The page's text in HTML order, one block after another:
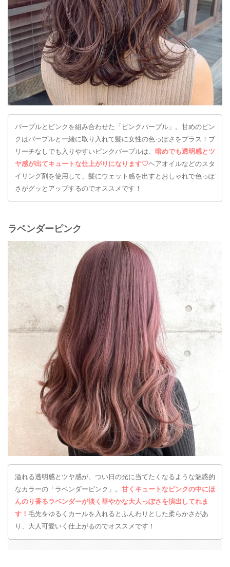
パープルとピンクを組み合わせた「ピンクパープル」。甘めのピン
クはパープルと一緒に取り入れて髪に女性の色っぽさをプラス！ブ
リーチなしでも入りやすいピンクパープルは、
暗めでも透明感とツ
ヤ感が出てキュートな仕上がりになります♡ヘアオイルなどのスタ
イリング剤を使用して、髪にウェット感を出すとおしゃれで色っぽ
さがグッとアップするのでオススメです！
ラベンダーピンク
溢れる透明感とツヤ感が、つい日の光に当てたくなるような魅惑的
なカラーの「ラベンダーピンク」。 甘くキュートなピンクの中にほ
んのり香るラベンダーが淡く華やかな大人っぽさを演出してれま
す！ 毛先をゆるくカールを入れるとふんわりとした柔らかさがあ
り、大人可愛いく仕上がるのでオススメです！